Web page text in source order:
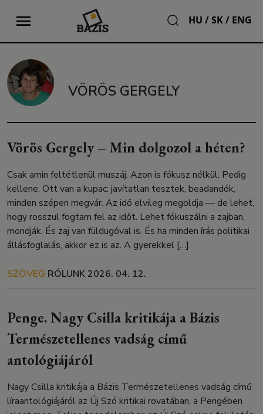
HU /SK/ ENG
VÖRÖS GERGELY
Vörös Gergely – Min dolgozol a héten?
Csak amin feltétlenül muszáj. Azon is fókusz nélkül. Pedig
kellene. Ott van a kupac: javítatlan tesztek, beadandók,
minden szépen megvár. Az idő elvileg megoldja — de lehet,
hogy rosszul fogtam fel az időt. Lehet fókuszálni a zajban,
mondják. És zaj van füldugóval is. És ha minden írás politikai
állásfoglalás, akkor ez is az. A gyerekkel […]
SZÖVEG RÓLUNK2026. 04. 12.
Penge. Nagy Csilla kritikája a Bázis
Természetellenes vadság című
antológiájáról
Nagy Csilla kritikája a Bázis Természetellenes vadság című
líraantológiájáról az Új Szó kritikai rovatában, a Pengében